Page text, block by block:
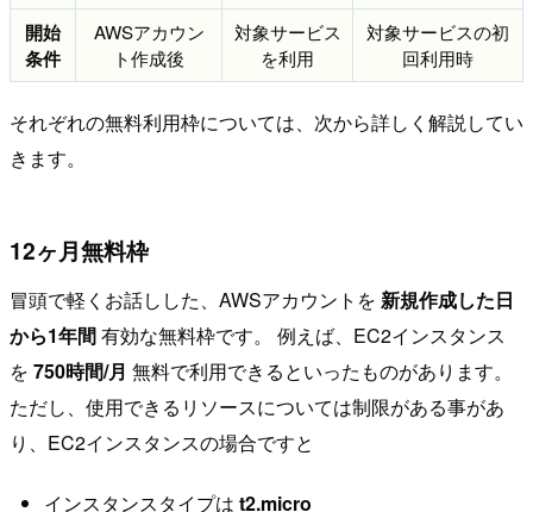
開始
条件
AWSアカウン
ト作成後
対象サービス
を利用
対象サービスの初
回利用時
それぞれの無料利用枠については、次から詳しく解説してい
きます。
12ヶ月無料枠
冒頭で軽くお話しした、AWSアカウントを 新規作成した日
から1年間有効な無料枠です。 例えば、EC2インスタンス
を 750時間/月 無料で利用できるといったものがあります。
ただし、使用できるリソースについては制限がある事があ
り、EC2インスタンスの場合ですと
インスタンスタイプは t2.micro